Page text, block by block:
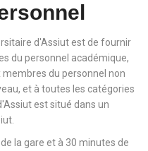
d'Assiut est de fournir
du personnel académique,
du personnel non
et à toutes les catégories
est situé dans un
la gare et à 30 minutes de